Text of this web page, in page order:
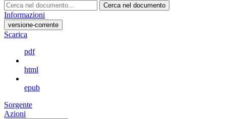
Cerca nel documento
Informazioni
versione-corrente
Scarica
pdf
html
epub
Sorgente
Azioni